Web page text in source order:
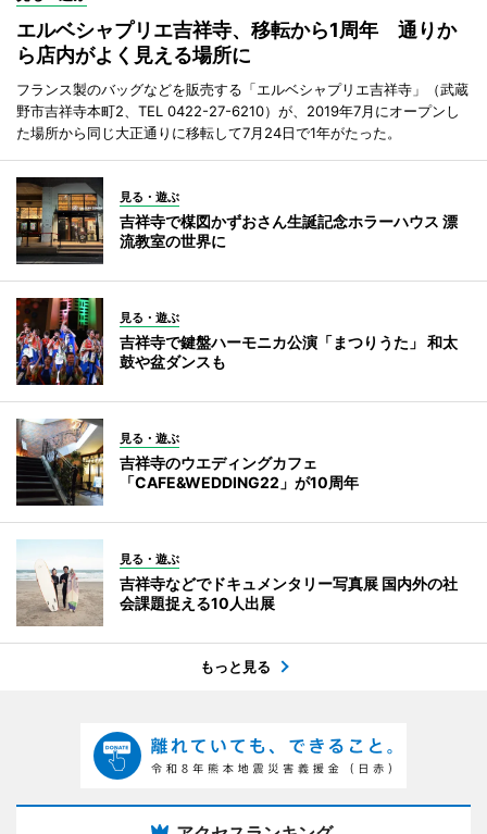
エルベシャプリエ吉祥寺、移転から1周年 通りか
ら店内がよく見える場所に
フランス製のバッグなどを販売する「エルベシャプリエ吉祥寺」（武蔵
野市吉祥寺本町2、TEL 0422-27-6210）が、2019年7月にオープンし
た場所から同じ大正通りに移転して7月24日で1年がたった。
見る・遊ぶ
吉祥寺で楳図かずおさん生誕記念ホラーハウス 漂
流教室の世界に
見る・遊ぶ
吉祥寺で鍵盤ハーモニカ公演「まつりうた」 和太
鼓や盆ダンスも
見る・遊ぶ
吉祥寺のウエディングカフェ
「CAFE&WEDDING22」が10周年
見る・遊ぶ
吉祥寺などでドキュメンタリー写真展 国内外の社
会課題捉える10人出展
もっと見る